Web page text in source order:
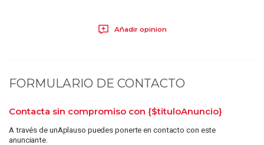
Añadir opinion
FORMULARIO DE CONTACTO
Contacta sin compromiso con {$tituloAnuncio}
A través de unAplauso puedes ponerte en contacto con este
anunciante.